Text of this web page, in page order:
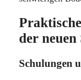
der
Schulungen